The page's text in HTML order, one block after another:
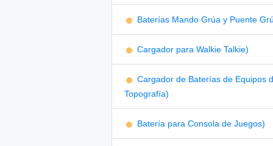
Baterías Mando Grúa y Puente
Cargador para Walkie Talkie)
Cargador de Baterías de Equipos
Topografía)
Batería para Consola de Juegos)